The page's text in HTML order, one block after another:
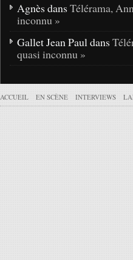
Agnès dans Télérama,
inconnu »
Gallet Jean Paul dans
quasi inconnu »
ACCUEIL EN SCÈNE INTERVIEWS